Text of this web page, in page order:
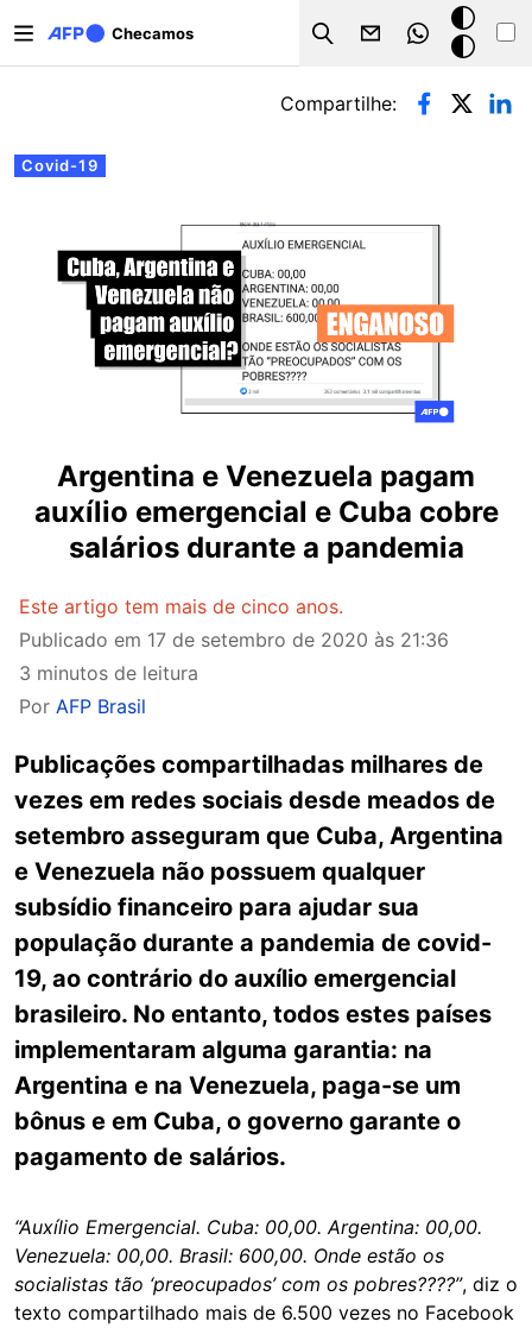
Checamos
Search
Modo
escuro
Abas primárias
Covid-19
Compartilhe:
Argentina e Venezuela pagam
auxílio emergencial e Cuba cobre
salários durante a pandemia
Este artigo tem mais de cinco anos.
Publicado em 17 de setembro de 2020 às 21:36
3 minutos de leitura
Por AFP Brasil
Publicações compartilhadas milhares de
vezes em redes sociais desde meados de
setembro asseguram que Cuba, Argentina
e Venezuela não possuem qualquer
subsídio financeiro para ajudar sua
população durante a pandemia de covid-
19, ao contrário do auxílio emergencial
brasileiro. No entanto, todos estes países
implementaram alguma garantia: na
Argentina e na Venezuela, paga-se um
bônus e em Cuba, o governo garante o
pagamento de salários.
“Auxílio Emergencial. Cuba: 00,00. Argentina: 00,00.
Venezuela: 00,00. Brasil: 600,00. Onde estão os
socialistas tão ‘preocupados’ com os pobres????”, diz o
texto compartilhado mais de 6.500 vezes no Facebook